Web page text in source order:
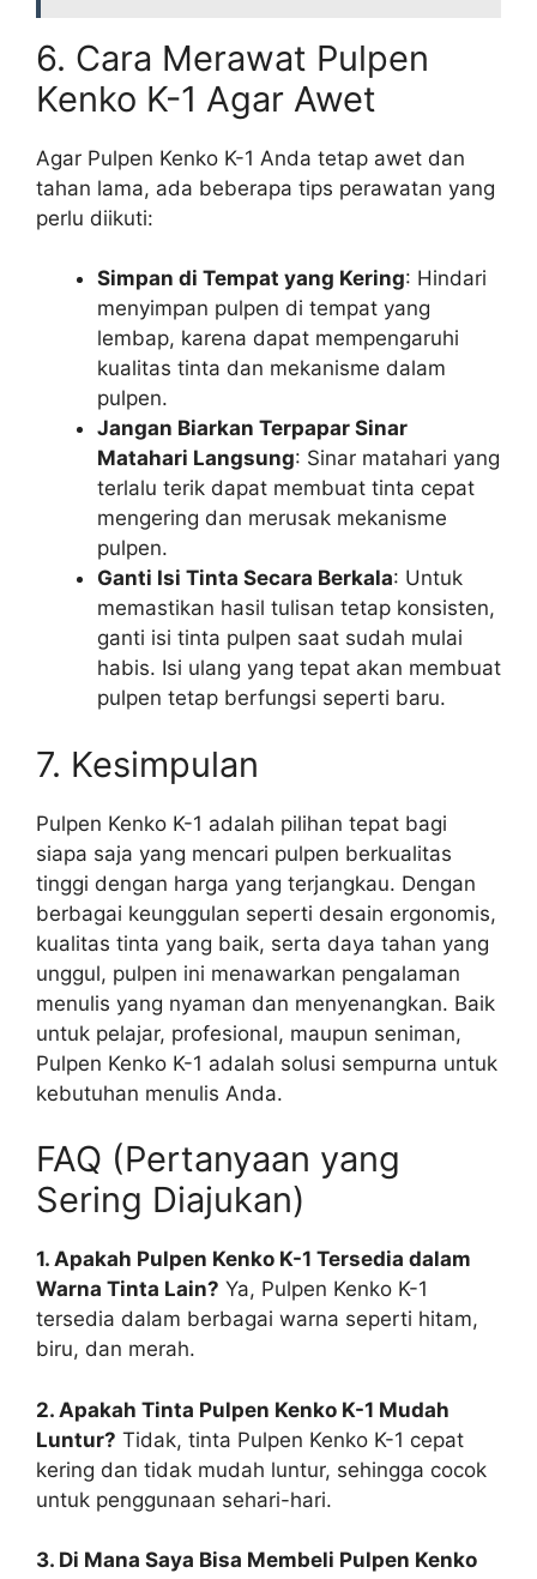
6. Cara Merawat Pulpen
Kenko K-1 Agar Awet
Agar Pulpen Kenko K-1 Anda tetap awet dan
tahan lama, ada beberapa tips perawatan yang
perlu diikuti:
Simpan di Tempat yang Kering: Hindari
menyimpan pulpen di tempat yang
lembap, karena dapat mempengaruhi
kualitas tinta dan mekanisme dalam
pulpen.
Jangan Biarkan Terpapar Sinar
Matahari Langsung: Sinar matahari yang
terlalu terik dapat membuat tinta cepat
mengering dan merusak mekanisme
pulpen.
Ganti Isi Tinta Secara Berkala: Untuk
memastikan hasil tulisan tetap konsisten,
ganti isi tinta pulpen saat sudah mulai
habis. Isi ulang yang tepat akan membuat
pulpen tetap berfungsi seperti baru.
7. Kesimpulan
Pulpen Kenko K-1 adalah pilihan tepat bagi
siapa saja yang mencari pulpen berkualitas
tinggi dengan harga yang terjangkau. Dengan
berbagai keunggulan seperti desain ergonomis,
kualitas tinta yang baik, serta daya tahan yang
unggul, pulpen ini menawarkan pengalaman
menulis yang nyaman dan menyenangkan. Baik
untuk pelajar, profesional, maupun seniman,
Pulpen Kenko K-1 adalah solusi sempurna untuk
kebutuhan menulis Anda.
FAQ (Pertanyaan yang
Sering Diajukan)
1. Apakah Pulpen Kenko K-1 Tersedia dalam
Warna Tinta Lain? Ya, Pulpen Kenko K-1
tersedia dalam berbagai warna seperti hitam,
biru, dan merah.
2. Apakah Tinta Pulpen Kenko K-1 Mudah
Luntur? Tidak, tinta Pulpen Kenko K-1 cepat
kering dan tidak mudah luntur, sehingga cocok
untuk penggunaan sehari-hari.
3. Di Mana Saya Bisa Membeli Pulpen Kenko